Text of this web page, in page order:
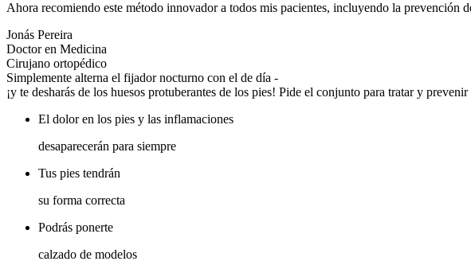
Ahora recomiendo este método innovador a todos mis pacientes, incluyendo la prevención
Jonás Pereira
Doctor en Medicina
Cirujano ortopédico
Simplemente alterna el fijador nocturno con el de día -
¡y te desharás de los huesos protuberantes de los pies! Pide el conjunto para tratar y
El dolor en los pies y las inflamaciones
desaparecerán para siempre
Tus pies tendrán
su forma correcta
Podrás ponerte
calzado de modelos